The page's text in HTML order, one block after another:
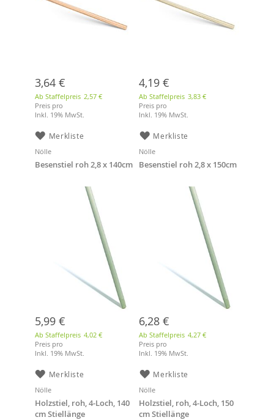
3,64 €
Ab Staffelpreis 2,57 €
Preis pro
Inkl. 19% MwSt.
Merkliste
4,19 €
Ab Staffelpreis 3,83 €
Preis pro
Inkl. 19% MwSt.
Merkliste
Nölle
Besenstiel roh 2,8 x 140cm
5,99 €
Ab Staffelpreis 4,02 €
Preis pro
Inkl. 19% MwSt.
Merkliste
Nölle
Besenstiel roh 2,8 x 150cm
6,28 €
Ab Staffelpreis 4,27 €
Preis pro
Inkl. 19% MwSt.
Merkliste
Nölle
Holzstiel, roh, 4-Loch, 140
cm Stiellänge
Nölle
Holzstiel, roh, 4-Loch, 150
cm Stiellänge